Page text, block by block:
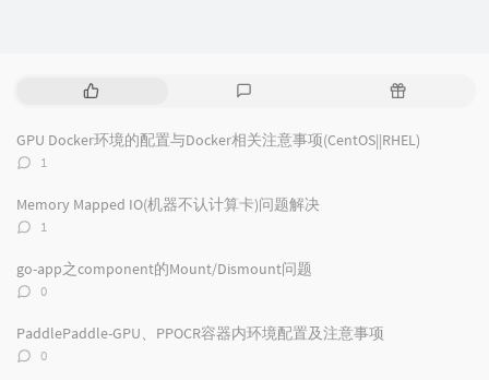
热
文
章
评
论
随
文
章
GPU Docker环境的配置与Docker相关注意事项(CentOS||RHEL)
评
数：
1
Memory Mapped IO(机器不认计算卡)问题解决
评
数：
1
go-app之component的Mount/Dismount问题
评
数：
0
PaddlePaddle-GPU、PPOCR容器内环境配置及注意事项
评
0